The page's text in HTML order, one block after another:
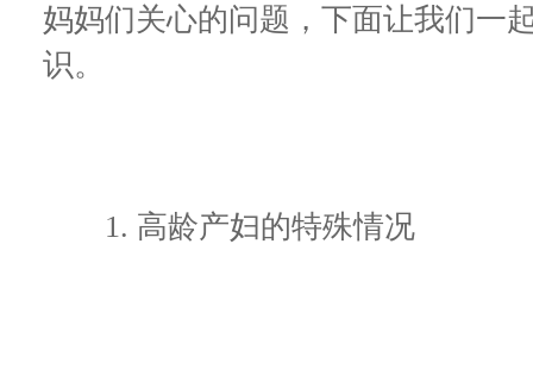
妈妈们关心的问题，下面让我们一
识。
1. 高龄产妇的特殊情况